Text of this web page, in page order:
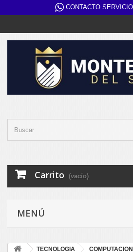
CONTACTO
Carrito (vacío)
MENÚ
TECNOLOGIA
COMPUTACION